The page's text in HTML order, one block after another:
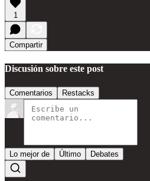
1
Compartir
Discusión sobre este post
Comentarios Restacks
Lo mejor de Último Debates